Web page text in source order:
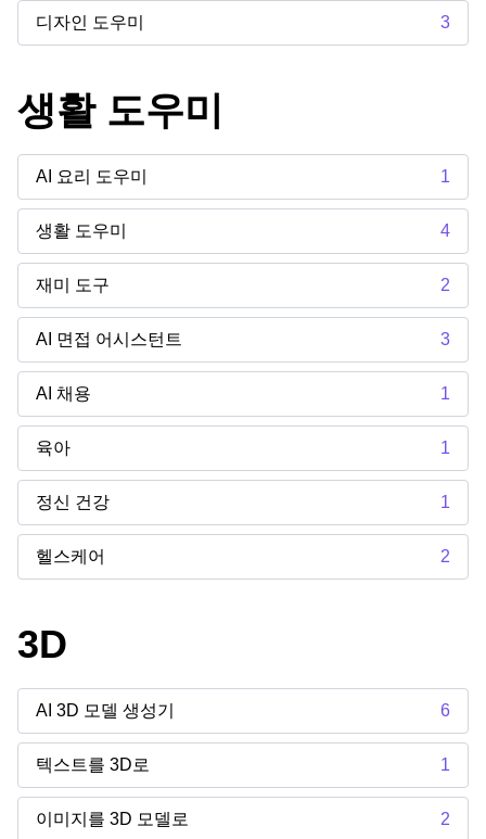
디자인 도우미 3
생활 도우미
AI 요리 도우미 1
생활 도우미 4
재미 도구 2
AI 면접 어시스턴트 3
AI 채용 1
육아 1
정신 건강 1
헬스케어 2
3D
AI 3D 모델 생성기 6
텍스트를 3D로 1
이미지를 3D 모델로 2